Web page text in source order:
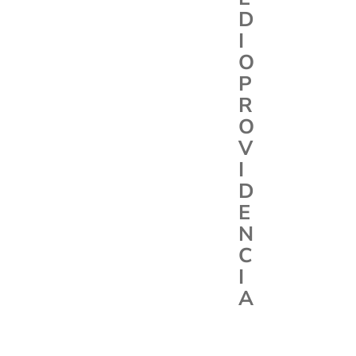
D
I
O
P
R
O
V
I
D
E
N
C
I
A